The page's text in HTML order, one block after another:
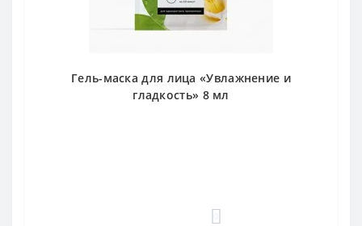
Гель-маска для лица «Увлажнение и
гладкость» 8 мл